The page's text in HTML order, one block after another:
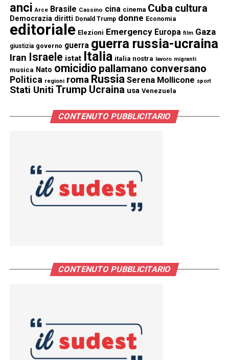
anci Arce Brasile Cassino cina cinema Cuba cultura
Democrazia diritti Donald Trump donne Economia
editoriale Elezioni Emergency Europa film Gaza
giustizia governo guerra guerra russia-ucraina
Iran Israele istat Italia italia nostra lavoro migranti
musica Nato omicidio pallamano conversano
Politica regioni roma Russia Serena Mollicone sport
Stati Uniti Trump Ucraina usa Venezuela
CONTENUTO PUBBLICITARIO
CONTENUTO PUBBLICITARIO